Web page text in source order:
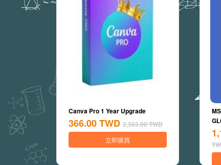
Canva Pro 1 Year Upgrade
366.00 TWD 2,563.00TWD
立即購買